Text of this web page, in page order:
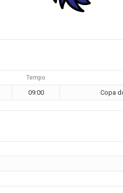
Tempo
09:00 Copa